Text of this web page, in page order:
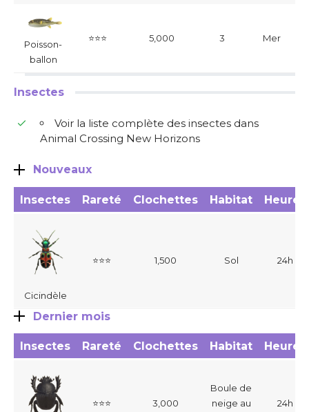
Poisson-
ballon
⭐⭐⭐ 5,000 3 Mer
Insectes
Voir la liste complète des insectes dans
Animal Crossing New Horizons
Nouveaux
Insectes Rareté Clochettes Habitat Heures
Cicindèle
⭐⭐⭐ 1,500 Sol 24h
Dernier mois
Insectes Rareté Clochettes Habitat Heures
⭐⭐⭐ 3,000
Boule de
neige au
24h